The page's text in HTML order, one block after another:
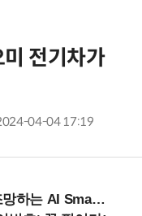
전기차가
04-04 17:19
2026 (9/11 코엑스)